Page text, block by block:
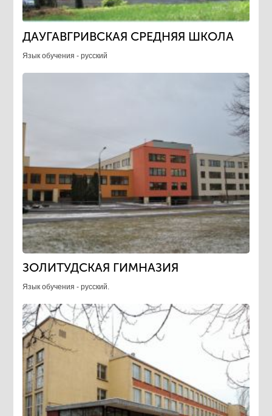
ДАУГАВГРИВСКАЯ СРЕДНЯЯ ШКОЛА
Язык обучения - русский
ЗОЛИТУДСКАЯ ГИМНАЗИЯ
Язык обучения - русский.